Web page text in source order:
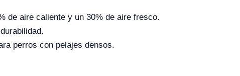
de aire caliente y un 30% de aire fresco.
perros con pelajes densos.